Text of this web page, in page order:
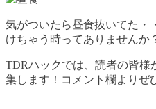
気がついたら昼食抜いてた・
けちゃう時ってありませんか
TDRハックでは、読者の皆様
集します！コメント欄よりぜ